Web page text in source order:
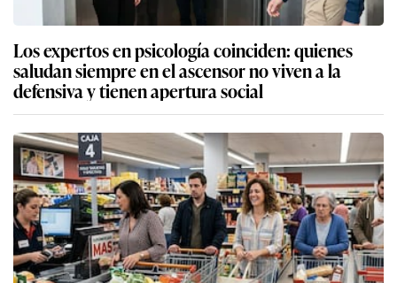
Los expertos en psicología coinciden: quienes
saludan siempre en el ascensor no viven a la
defensiva y tienen apertura social